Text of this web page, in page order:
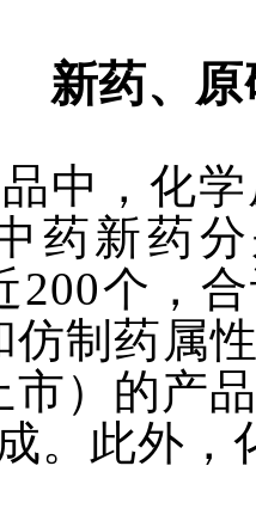
新药、
中，化
药新药
200个，
仿制药属
市）的产
。此外，